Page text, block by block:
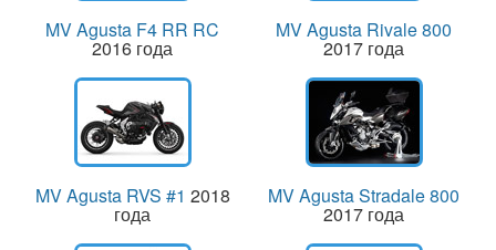
MV Agusta F4 RR RC
2016 года
MV Agusta Rivale 800
2017 года
MV Agusta RVS #1 2018
года
MV Agusta Stradale 800
2017 года